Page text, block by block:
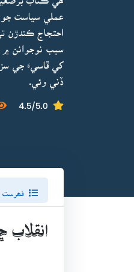
احتجاج ڪندڙن
سبب نوجوانن
ڏني وئي.
4.5/5.0
انقلاب